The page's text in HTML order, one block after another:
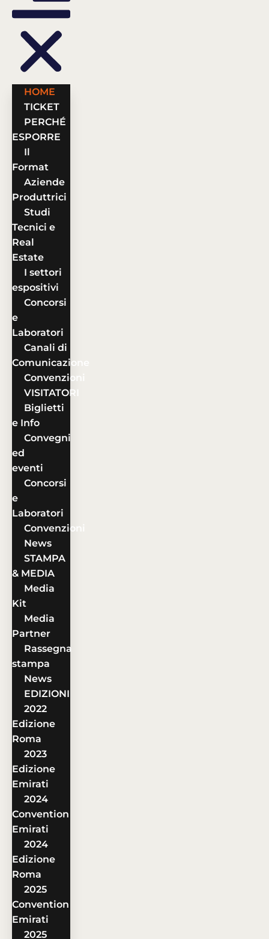
HOME
TICKET
PERCHÉ
ESPORRE
Il
Format
Aziende
Produttrici
Studi
Tecnici e
Real
Estate
I settori
espositivi
Concorsi
e
Laboratori
Canali di
Comunicazione
Convenzioni
VISITATORI
Biglietti
e Info
Convegni
ed
eventi
Concorsi
e
Laboratori
Convenzioni
News
STAMPA
& MEDIA
Media
Kit
Media
Partner
Rassegna
stampa
News
EDIZIONI
2022
Edizione
Roma
2023
Edizione
Emirati
2024
Convention
Emirati
2024
Edizione
Roma
2025
Convention
Emirati
2025